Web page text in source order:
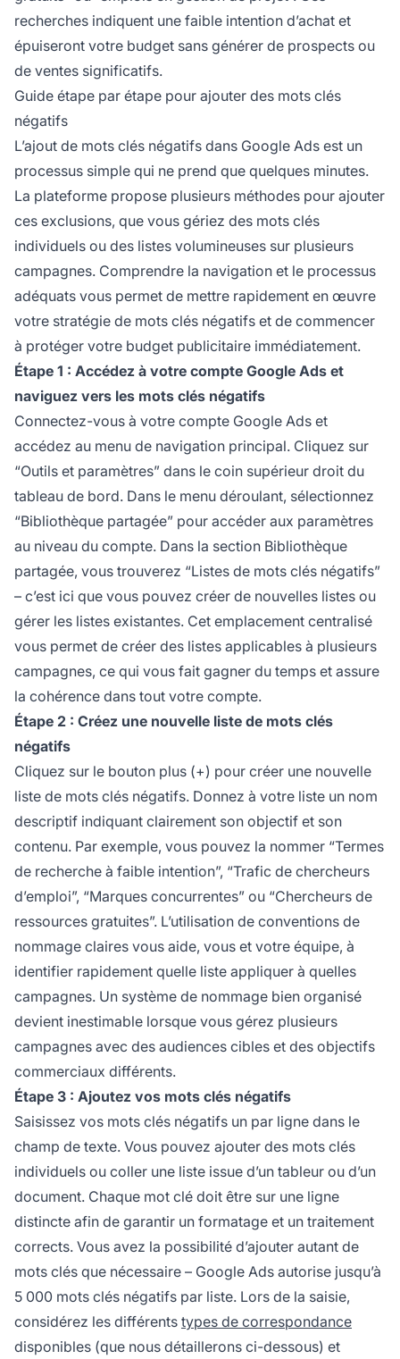
recherches indiquent une faible intention d’achat et
épuiseront votre budget sans générer de prospects ou
de ventes significatifs.
Guide étape par étape pour ajouter des mots clés
négatifs
L’ajout de mots clés négatifs dans Google Ads est un
processus simple qui ne prend que quelques minutes.
La plateforme propose plusieurs méthodes pour ajouter
ces exclusions, que vous gériez des mots clés
individuels ou des listes volumineuses sur plusieurs
campagnes. Comprendre la navigation et le processus
adéquats vous permet de mettre rapidement en œuvre
votre stratégie de mots clés négatifs et de commencer
à protéger votre budget publicitaire immédiatement.
Étape 1 : Accédez à votre compte Google Ads et
naviguez vers les mots clés négatifs
Connectez-vous à votre compte Google Ads et
accédez au menu de navigation principal. Cliquez sur
“Outils et paramètres” dans le coin supérieur droit du
tableau de bord. Dans le menu déroulant, sélectionnez
“Bibliothèque partagée” pour accéder aux paramètres
au niveau du compte. Dans la section Bibliothèque
partagée, vous trouverez “Listes de mots clés négatifs”
– c’est ici que vous pouvez créer de nouvelles listes ou
gérer les listes existantes. Cet emplacement centralisé
vous permet de créer des listes applicables à plusieurs
campagnes, ce qui vous fait gagner du temps et assure
la cohérence dans tout votre compte.
Étape 2 : Créez une nouvelle liste de mots clés
négatifs
Cliquez sur le bouton plus (+) pour créer une nouvelle
liste de mots clés négatifs. Donnez à votre liste un nom
descriptif indiquant clairement son objectif et son
contenu. Par exemple, vous pouvez la nommer “Termes
de recherche à faible intention”, “Trafic de chercheurs
d’emploi”, “Marques concurrentes” ou “Chercheurs de
ressources gratuites”. L’utilisation de conventions de
nommage claires vous aide, vous et votre équipe, à
identifier rapidement quelle liste appliquer à quelles
campagnes. Un système de nommage bien organisé
devient inestimable lorsque vous gérez plusieurs
campagnes avec des audiences cibles et des objectifs
commerciaux différents.
Étape 3 : Ajoutez vos mots clés négatifs
Saisissez vos mots clés négatifs un par ligne dans le
champ de texte. Vous pouvez ajouter des mots clés
individuels ou coller une liste issue d’un tableur ou d’un
document. Chaque mot clé doit être sur une ligne
distincte afin de garantir un formatage et un traitement
corrects. Vous avez la possibilité d’ajouter autant de
mots clés que nécessaire – Google Ads autorise jusqu’à
5 000 mots clés négatifs par liste. Lors de la saisie,
considérez les différents types de correspondance
disponibles (que nous détaillerons ci-dessous) et